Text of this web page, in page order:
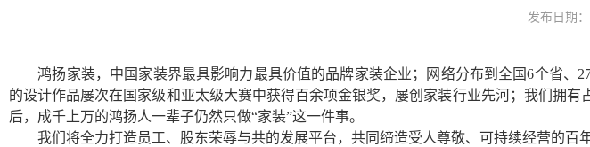
发布日期
鸿扬家装，中国家装界最具影响力最具价值的品牌家装企业；网络分布到全国6个省、
的设计作品屡次在国家级和亚太级大赛中获得百余项金银奖，屡创家装行业先河；我们拥有
后，成千上万的鸿扬人一辈子仍然只做“家装”这一件事。
我们将全力打造员工、股东荣辱与共的发展平台，共同缔造受人尊敬、可持续经营的百